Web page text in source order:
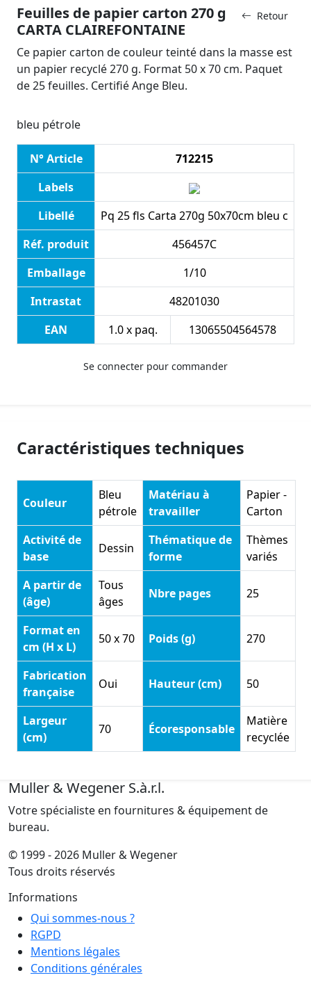
Retour
Feuilles de papier carton 270 g
CARTA CLAIREFONTAINE
Ce papier carton de couleur teinté dans la masse est
un papier recyclé 270 g. Format 50 x 70 cm. Paquet
de 25 feuilles. Certifié Ange Bleu.
bleu pétrole
N° Article
712215
Labels
Libellé
Pq 25 fls Carta 270g 50x70cm bleu c
Réf. produit
456457C
Emballage
1/10
Intrastat
48201030
EAN
1.0 x paq. 13065504564578
Se connecter pour commander
Caractéristiques techniques
Couleur
Bleu
pétrole
Matériau à
travailler
Papier -
Carton
Activité de
base
Dessin
Thématique de
forme
Thèmes
variés
A partir de
(âge)
Tous
âges
Nbre pages 25
Format en
cm (H x L)
50 x 70 Poids (g) 270
Fabrication
française
Oui Hauteur (cm) 50
Largeur
(cm)
70 Écoresponsable
Matière
recyclée
Muller & Wegener S.à.r.l.
Votre spécialiste en fournitures & équipement de
bureau.
© 1999 - 2026 Muller & Wegener
Tous droits réservés
Informations
Qui sommes-nous ?
RGPD
Mentions légales
Conditions générales